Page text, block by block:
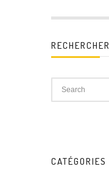
RECHERCHER
CATÉGORIES